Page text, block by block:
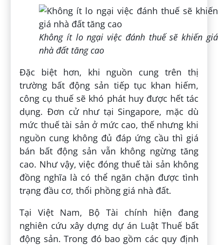
Không ít lo ngại việc đánh thuế sẽ khiến giá
nhà đất tăng cao
Đặc biệt hơn, khi nguồn cung trên thị
trường bất động sản tiếp tục khan hiếm,
công cụ thuế sẽ khó phát huy được hết tác
dụng. Đơn cử như tại Singapore, mặc dù
mức thuế tài sản ở mức cao, thế nhưng khi
nguồn cung không đủ đáp ứng cầu thì giá
bán bất động sản vẫn không ngừng tăng
cao. Như vậy, việc đóng thuế tài sản không
đồng nghĩa là có thể ngăn chặn được tình
trạng đầu cơ, thổi phồng giá nhà đất.
Tại Việt Nam, Bộ Tài chính hiện đang
nghiên cứu xây dựng dự án Luật Thuế bất
động sản. Trong đó bao gồm các quy định